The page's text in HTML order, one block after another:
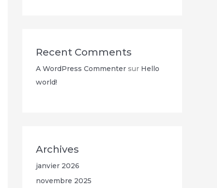
Recent Comments
A WordPress Commenter sur Hello
world!
Archives
janvier 2026
novembre 2025